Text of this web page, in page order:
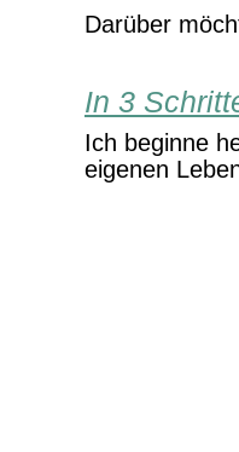
Darüber
In 3
Ich beginne
eigenen